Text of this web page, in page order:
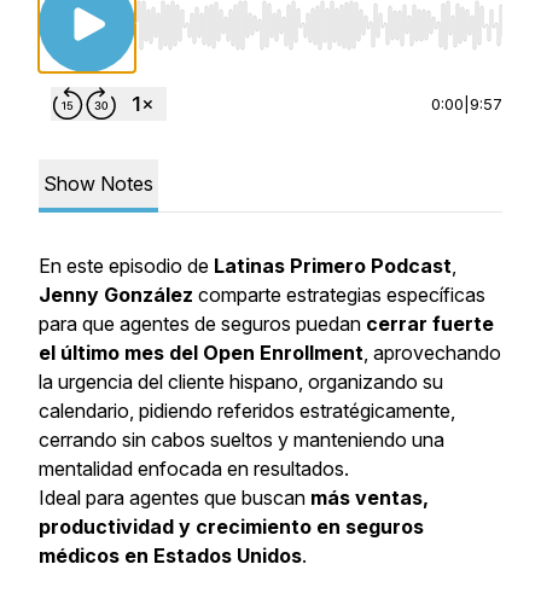
Use Left/Right to seek, Home/End to jump
0:00 9:57
Show Notes
En este episodio de Latinas Primero Podcast,
Jenny González comparte estrategias específicas
para que agentes de seguros puedan cerrar fuerte
el último mes del Open Enrollment, aprovechando
la urgencia del cliente hispano, organizando su
calendario, pidiendo referidos estratégicamente,
cerrando sin cabos sueltos y manteniendo una
mentalidad enfocada en resultados.
Ideal para agentes que buscan más ventas,
productividad y crecimiento en seguros
médicos en Estados Unidos.